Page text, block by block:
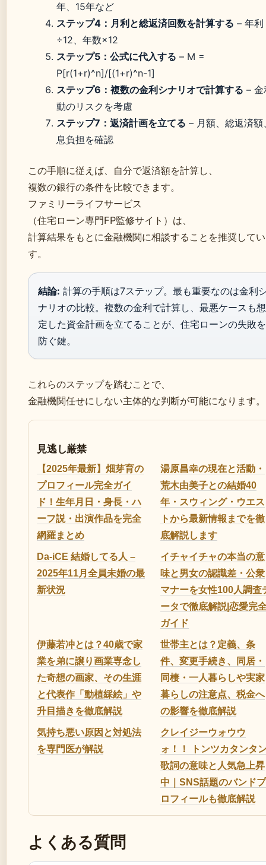
年、15年など
ステップ4：月利と総返済回数を計算する – 年利
÷12、年数×12
ステップ5：公式に代入する – M =
P[r(1+r)^n]/[(1+r)^n-1]
ステップ6：複数の金利シナリオで計算する – 金
動のリスクを考慮
ステップ7：返済計画を立てる – 月額、総返済額
息負担を確認
この手順に従えば、自分で返済額を計算し、
複数の銀行の条件を比較できます。
ファミリーライフサービス
（住宅ローン専門FP監修サイト）は、
計算結果をもとに金融機関に相談することを推奨して
す。
結論: 計算の手順は7ステップ。最も重要なのは金利
ナリオの比較。複数の金利で計算し、最悪ケースも想
定した資金計画を立てることが、住宅ローンの失敗を
防ぐ鍵。
これらのステップを踏むことで、
金融機関任せにしない主体的な判断が可能になります。
見逃し厳禁
【2025年最新】畑芽育の
プロフィール完全ガイ
ド！生年月日・身長・ハ
ーフ説・出演作品を完全
網羅まとめ
湯原昌幸の現在と活動・
荒木由美子との結婚40
年・スウィング・ウエス
トから最新情報までを徹
底解説します
Da-iCE 結婚してる人 –
2025年11月全員未婚の最
新状況
イチャイチャの本当の意
味と男女の認識差・公衆
マナーを女性100人調査
ータで徹底解説|恋愛完
ガイド
伊藤若冲とは？40歳で家
業を弟に譲り画業専念し
た奇想の画家、その生涯
と代表作「動植綵絵」や
升目描きを徹底解説
世帯主とは？定義、条
件、変更手続き、同居・
同棲・一人暮らしや実家
暮らしの注意点、税金へ
の影響を徹底解説
気持ち悪い原因と対処法
を専門医が解説
クレイジーウォウウ
ォ！！ トンツカタンタ
歌詞の意味と人気急上昇
中｜SNS話題のバンドプ
ロフィールも徹底解説
よくある質問